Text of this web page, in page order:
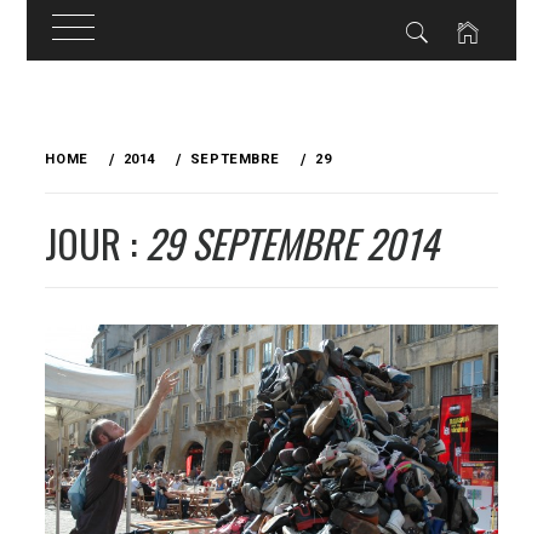
HOME 2014 SEPTEMBRE 29
JOUR :29 SEPTEMBRE 2014